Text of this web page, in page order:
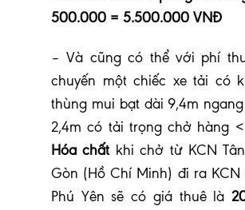
500.000 = 5.500.000 VNĐ
– Và cũng có thể với phí
chuyến một chiếc xe tải có
thùng mui bạt dài 9,4m
2,4m có tải trọng chở hàng <
Hóa chất khi chở từ KCN
Gòn (Hồ Chí Minh) đi ra KCN
Phú Yên sẽ có giá thuê là